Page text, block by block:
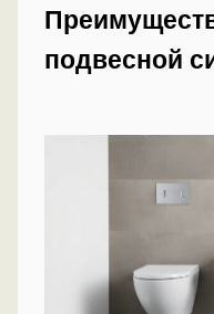
подвесной